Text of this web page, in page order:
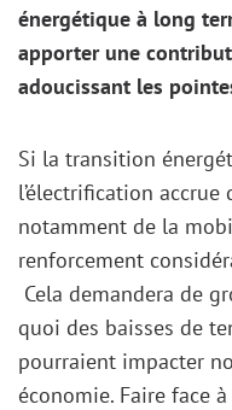
énergétique à long
apporter une
adoucissant les
Si la transition
l’électrification accrue
notamment de la
renforcement
Cela demandera de
quoi des baisses de
pourraient impacter
économie. Faire face